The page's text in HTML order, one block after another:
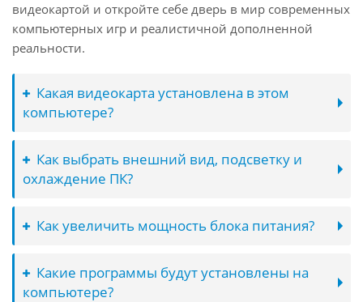
видеокартой и откройте себе дверь в мир современных
компьютерных игр и реалистичной дополненной
реальности.
Какая видеокарта установлена в этом
компьютере?
Как выбрать внешний вид, подсветку и
охлаждение ПК?
Как увеличить мощность блока питания?
Какие программы будут установлены на
компьютере?